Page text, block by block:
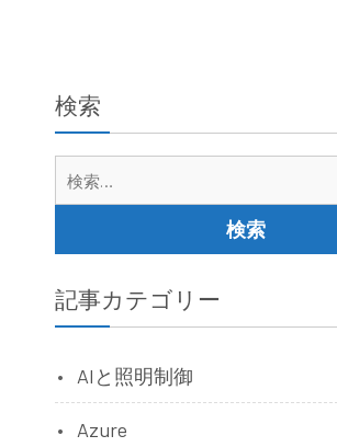
検索
記事カテゴリー
AIと照明制御
Azure